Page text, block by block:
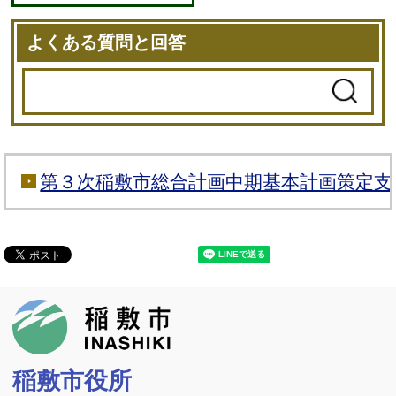
よくある質問と回答
第３次稲敷市総合計画中期基本計画策定
稲敷市役所